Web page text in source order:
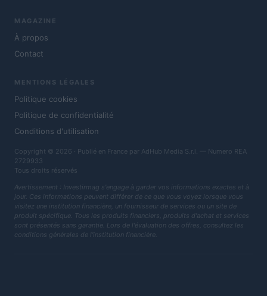
MAGAZINE
À propos
Contact
MENTIONS LÉGALES
Politique cookies
Politique de confidentialité
Conditions d'utilisation
Copyright © 2026 · Publié en France par AdHub Media S.r.l. — Numero REA
2729933
Tous droits réservés
Avertissement : Investirmag s'engage à garder vos informations exactes et à
jour. Ces informations peuvent différer de ce que vous voyez lorsque vous
visitez une institution financière, un fournisseur de services ou un site de
produit spécifique. Tous les produits financiers, produits d'achat et services
sont présentés sans garantie. Lors de l'évaluation des offres, consultez les
conditions générales de l'institution financière.